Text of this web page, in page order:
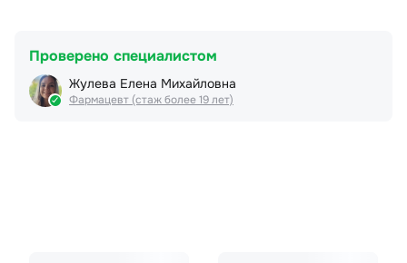
Проверено специалистом
Жулева Елена Михайловна
Фармацевт (стаж более 19 лет)